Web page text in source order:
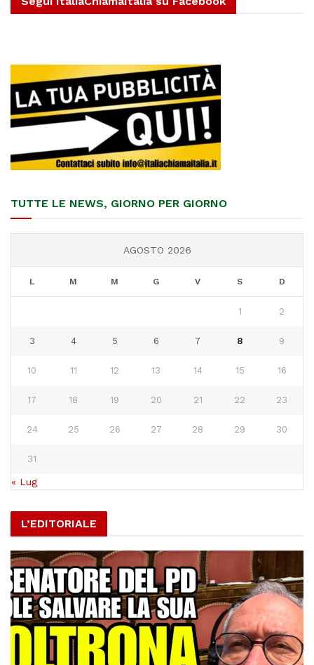
TUTTE LE NEWS, GIORNO PER GIORNO
AGOSTO 2026
L M M G V S D
1 2
3 4 5 6 7 8 9
10 11 12 13 14 15 16
17 18 19 20 21 22 23
24 25 26 27 28 29 30
31
« Lug
L’EDITORIALE